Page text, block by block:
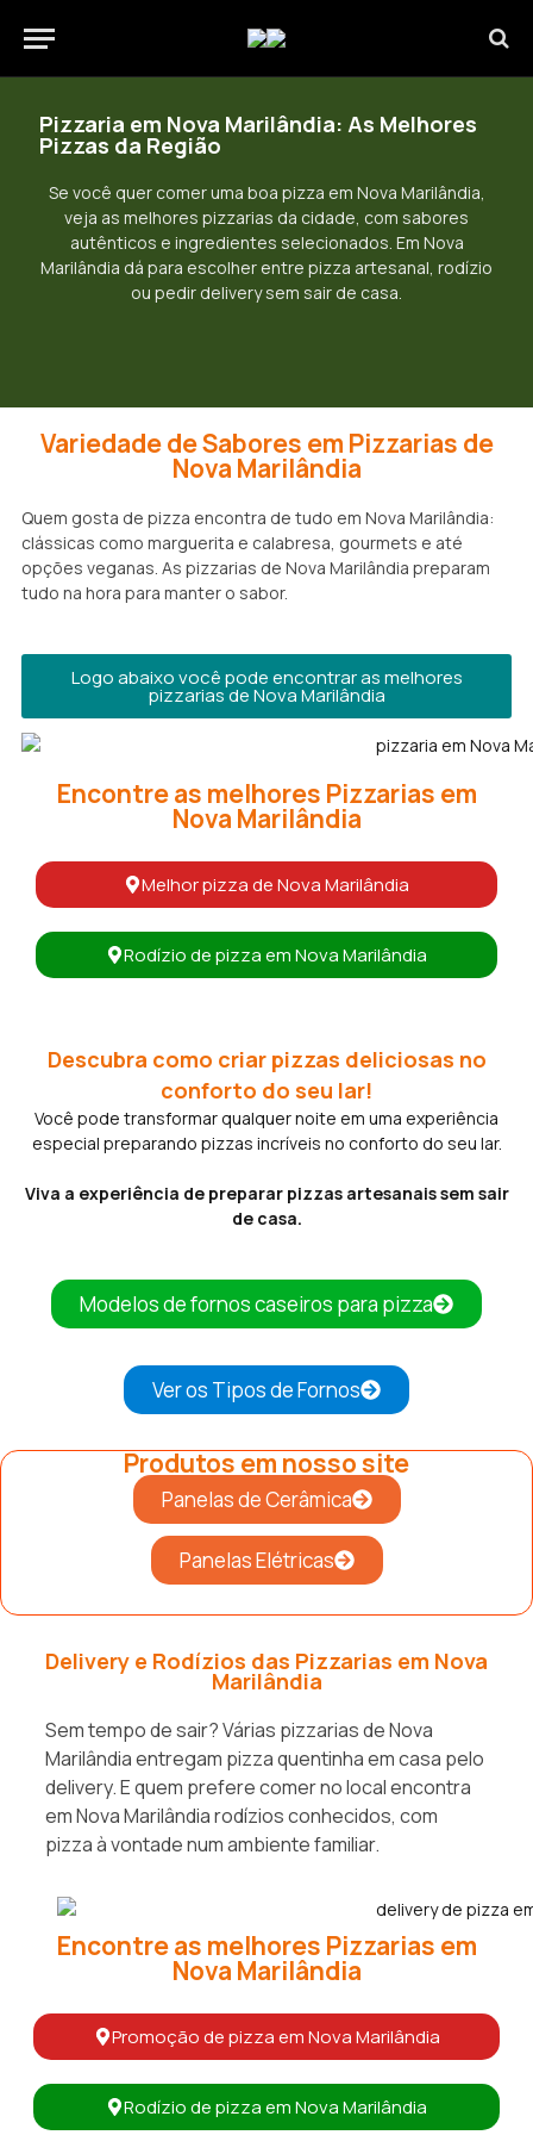
Pizzaria em Nova Marilândia: As Melhores
Pizzas da Região
Se você quer comer uma boa pizza em Nova Marilândia,
veja as melhores pizzarias da cidade, com sabores
autênticos e ingredientes selecionados. Em Nova
Marilândia dá para escolher entre pizza artesanal, rodízio
ou pedir delivery sem sair de casa.
Variedade de Sabores em Pizzarias de
Nova Marilândia
Quem gosta de pizza encontra de tudo em Nova Marilândia:
clássicas como marguerita e calabresa, gourmets e até
opções veganas. As pizzarias de Nova Marilândia preparam
tudo na hora para manter o sabor.
Logo abaixo você pode encontrar as melhores
pizzarias de Nova Marilândia
Encontre as melhores Pizzarias em
Nova Marilândia
Melhor pizza de Nova Marilândia
Rodízio de pizza em Nova Marilândia
Descubra como criar pizzas deliciosas no
conforto do seu lar!
Você pode transformar qualquer noite em uma experiência
especial preparando pizzas incríveis no conforto do seu lar.
Viva a experiência de preparar pizzas artesanais sem sair
de casa.
Modelos de fornos caseiros para pizza
Ver os Tipos de Fornos
Produtos em nosso site
Panelas de Cerâmica
Panelas Elétricas
Delivery e Rodízios das Pizzarias em Nova
Marilândia
Sem tempo de sair? Várias pizzarias de Nova
Marilândia entregam pizza quentinha em casa pelo
delivery. E quem prefere comer no local encontra
em Nova Marilândia rodízios conhecidos, com
pizza à vontade num ambiente familiar.
Encontre as melhores Pizzarias em
Nova Marilândia
Promoção de pizza em Nova Marilândia
Rodízio de pizza em Nova Marilândia